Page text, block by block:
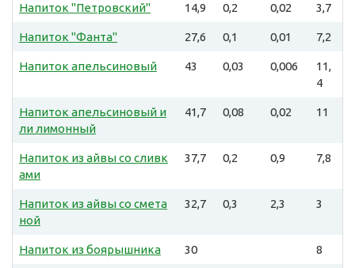
Напиток "Петровский" 14,9 0,2 0,02 3,7
Напиток "Фанта" 27,6 0,1 0,01 7,2
Напиток апельсиновый 43 0,03 0,006
11,
4
Напиток апельсиновый и
ли лимонный
41,7 0,08 0,02 11
Напиток из айвы со сливк
ами
37,7 0,2 0,9 7,8
Напиток из айвы со смета
ной
32,7 0,3 2,3 3
Напиток из боярышника 30 8